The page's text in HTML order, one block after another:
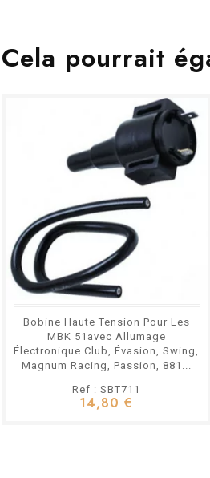
Cela pourrait
Bobine Haute Tension Pour Les
MBK 51avec Allumage
Électronique Club, Évasion, Swing,
Magnum Racing, Passion, 881...
Ref : SBT711
14,80 €